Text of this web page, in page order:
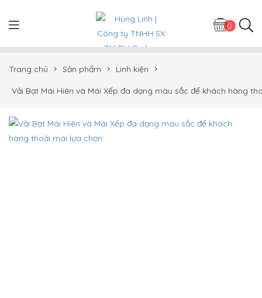
0
Trang chủ Sản phẩm Linh kiện
Vải Bạt Mái Hiên và Mái Xếp đa dạng màu sắc để khách hàng